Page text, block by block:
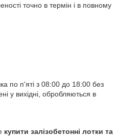
точно в термін і в повному
по п'яті з 08:00 до 18:00 без
у вихідні, обробляються в
купити залізобетонні лотки та